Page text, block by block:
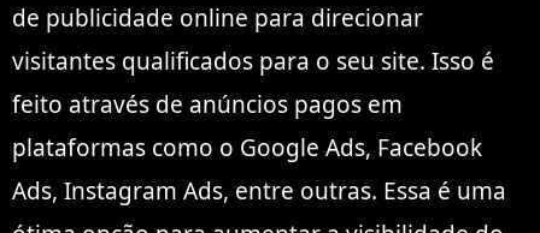
de publicidade online para direcionar
visitantes qualificados para o seu site. Isso é
feito através de anúncios pagos em
plataformas como o Google Ads, Facebook
Ads, Instagram Ads, entre outras. Essa é uma